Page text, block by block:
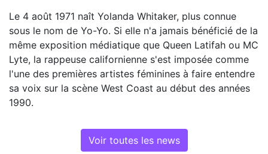
Le 4 août 1971 naît Yolanda Whitaker, plus connue
sous le nom de Yo-Yo. Si elle n'a jamais bénéficié de la
même exposition médiatique que Queen Latifah ou MC
Lyte, la rappeuse californienne s'est imposée comme
l'une des premières artistes féminines à faire entendre
sa voix sur la scène West Coast au début des années
1990.
Voir toutes les news